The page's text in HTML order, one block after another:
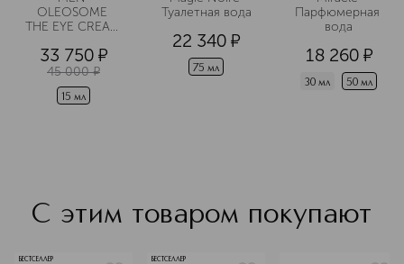
улучшают состояние кожи.
Подробнее
OLEOSOME
THE EYE CREAM
области вокруг
глаз
разглаживающий
33 750 ¤
45 000 ¤
15 мл
Туалетная вода
22 340 ¤
75 мл
Парфюмерная
вода
18 260 ¤
30 мл 50 мл
С этим товаром покупают
БЕСТСЕЛЛЕР БЕСТСЕЛЛЕР